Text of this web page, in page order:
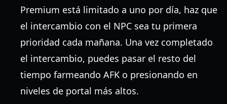
Premium está limitado a uno por día, haz que
el intercambio con el NPC sea tu primera
prioridad cada mañana. Una vez completado
el intercambio, puedes pasar el resto del
tiempo farmeando AFK o presionando en
niveles de portal más altos.